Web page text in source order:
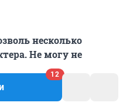
12
несколько
Не могу не
он покорил твое